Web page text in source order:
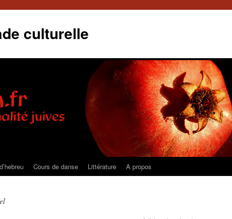
culturelle
Cours de danse Littérature A propos